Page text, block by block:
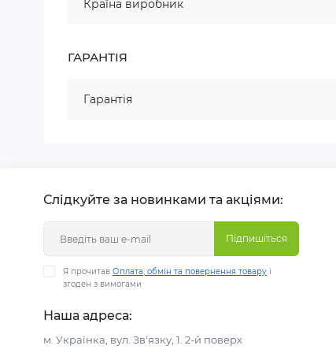
Країна виробник
ГАРАНТІЯ
Гарантія
Слідкуйте за новинками та акціями:
Підпишіться
Я прочитав Оплата, обмін та повернення товару і
згоден з вимогами
Наша адреса:
м. Українка, вул. Зв'язку, 1. 2-й поверх